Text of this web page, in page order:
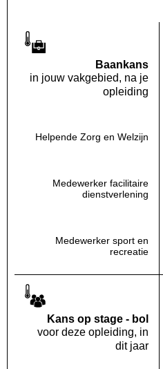
Baankans
in jouw vakgebied, na je
opleiding
Helpende Zorg en Welzijn
Medewerker facilitaire
dienstverlening
Medewerker sport en
recreatie
Kans op stage - bol
voor deze opleiding, in
dit jaar